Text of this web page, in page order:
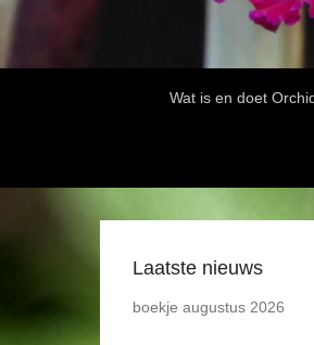
Wat is en doet
Laatste nieuws
boekje augustus 2026